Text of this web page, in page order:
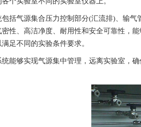
源集合压力控制部分(汇流排)、输气管线
、高洁净度、耐用性和安全可靠性
不同的实验条件要求。
实现气源集中管理，远离实验室，确保